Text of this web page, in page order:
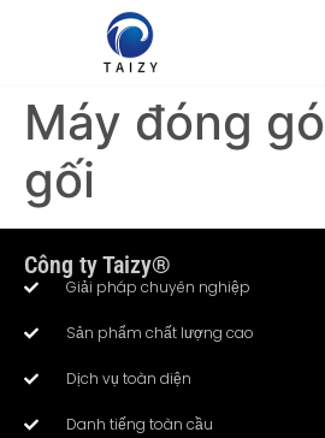
Máy đóng
gối
Công ty Taizy®
Giải pháp chuyên nghiệp
Sản phẩm chất lượng cao
Dịch vụ toàn diện
Danh tiếng toàn cầu